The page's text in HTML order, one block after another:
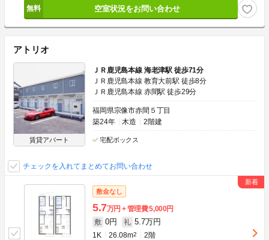
空室状況をお問い合わせ
アトリオ
賃貸アパート
ＪＲ鹿児島本線 海老津駅 徒歩71分
ＪＲ鹿児島本線 教育大前駅 徒歩8分
ＪＲ鹿児島本線 赤間駅 徒歩29分
福岡県宗像市赤間５丁目
築24年
木造 2階建
宅配ボックス
チェックを入れてまとめてお問い合わせ
敷金なし
5.7万円 管理費5,000円
敷 0円 礼 5.7万円
1K 26.08m2 2階